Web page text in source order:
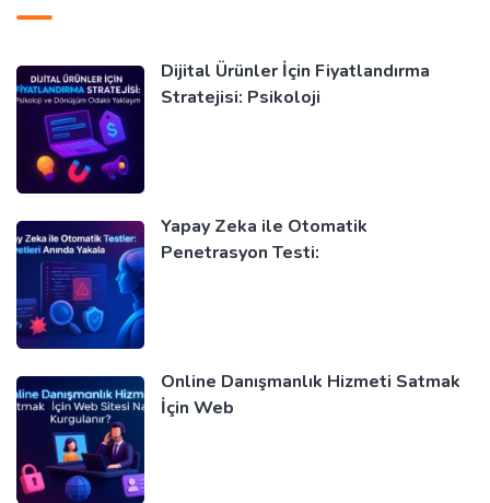
Dijital Ürünler İçin Fiyatlandırma
Stratejisi: Psikoloji
Yapay Zeka ile Otomatik
Penetrasyon Testi:
Online Danışmanlık Hizmeti Satmak
İçin Web